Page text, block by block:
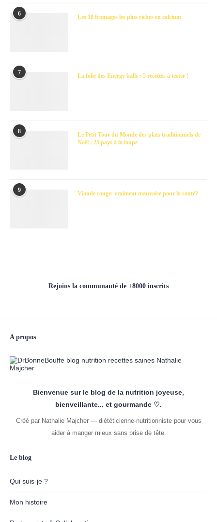
6 Les 10 fromages les plus riches en calcium
7 La folie des Energy balls : 5 recettes à tester !
8
Le Petit Tour du Monde des plats traditionnels de
Noël : 25 pays à la loupe
9 Viande rouge: vraiment mauvaise pour la santé?
Rejoins la communauté de +8000 inscrits
A propos
Bienvenue sur le blog de la nutrition joyeuse,
bienveillante... et gourmande ♡.
Créé par Nathalie Majcher — diététicienne-nutritionniste pour vous
aider à manger mieux sans prise de tête.
Le blog
Qui suis-je ?
Mon histoire